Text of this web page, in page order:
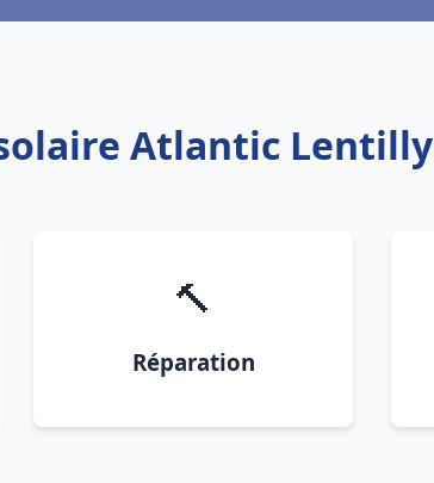
Atlantic Lentilly
🔨
Réparation